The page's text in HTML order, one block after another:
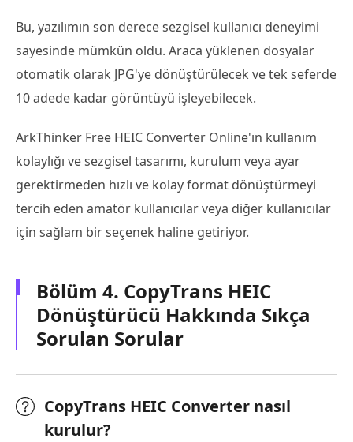
Bu, yazılımın son derece sezgisel kullanıcı deneyimi
sayesinde mümkün oldu. Araca yüklenen dosyalar
otomatik olarak JPG'ye dönüştürülecek ve tek seferde
10 adede kadar görüntüyü işleyebilecek.
ArkThinker Free HEIC Converter Online'ın kullanım
kolaylığı ve sezgisel tasarımı, kurulum veya ayar
gerektirmeden hızlı ve kolay format dönüştürmeyi
tercih eden amatör kullanıcılar veya diğer kullanıcılar
için sağlam bir seçenek haline getiriyor.
Bölüm 4. CopyTrans HEIC
Dönüştürücü Hakkında Sıkça
Sorulan Sorular
CopyTrans HEIC Converter nasıl
kurulur?